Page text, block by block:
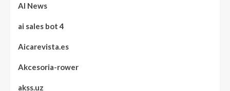
AI News
ai sales bot 4
Aicarevista.es
Akcesoria-rower
akss.uz